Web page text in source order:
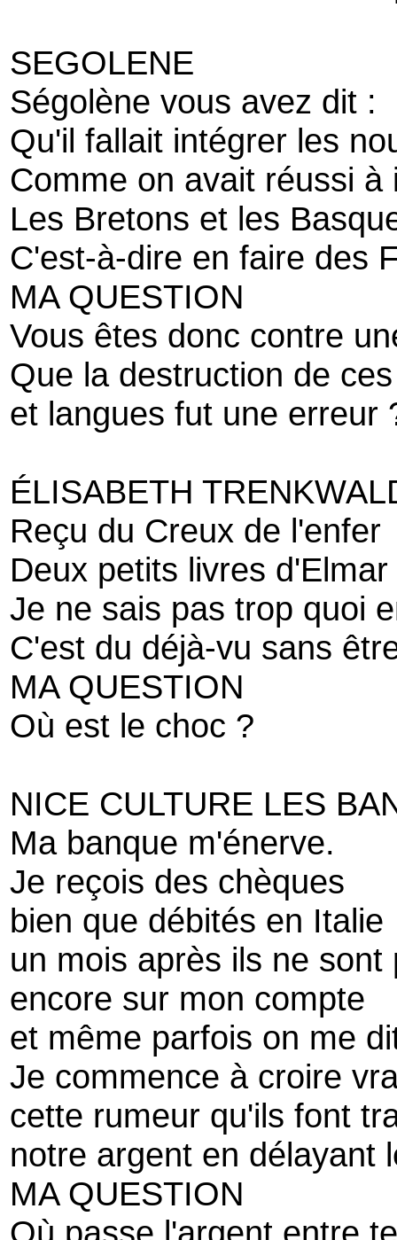
SEGOLENE
Ségolène vous avez dit :
Qu'il fallait intégrer les
Comme on avait réussi
Les Bretons et les
C'est-à-dire en faire des
MA QUESTION
Vous êtes donc contre
Que la destruction de
et langues fut une erreur
ÉLISABETH
Reçu du Creux de l'enfer
Deux petits livres
Je ne sais pas trop quoi
C'est du déjà-vu sans
MA QUESTION
Où est le choc ?
NICE CULTURE LES
Ma banque m'énerve.
Je reçois des chèques
bien que débités en Italie
un mois après ils ne sont
encore sur mon compte
et même parfois on me
Je commence à croire
cette rumeur qu'ils font
notre argent en délayant
MA QUESTION
Où passe l'argent entre